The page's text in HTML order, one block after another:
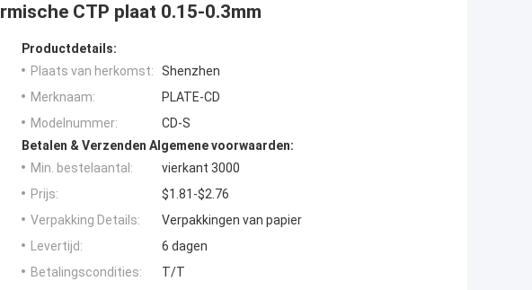
CTP plaat 0.15-0.3mm
Productdetails:
Plaats van herkomst:
Shenzhen
Merknaam:
PLATE-CD
Modelnummer:
CD-S
Betalen & Verzenden Algemene voorwaarden:
Min. bestelaantal:
vierkant 3000
Prijs:
$1.81-$2.76
Verpakking Details:
Verpakkingen van papier
Levertijd:
6 dagen
Betalingscondities:
T/T